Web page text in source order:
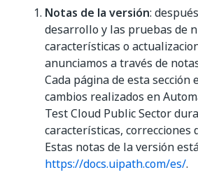
Notas de la versión:
desarrollo y las pruebas de
características o
anunciamos a través de
Cada página de esta sección
cambios realizados en
Test Cloud Public Sector
características, correcciones
Estas notas de la versión
https://docs.uipath.com/es/.